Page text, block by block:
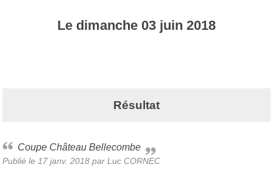
Le dimanche 03 juin 2018
Résultat
Coupe Château Bellecombe
Publié le 17 janv. 2018 par Luc CORNEC